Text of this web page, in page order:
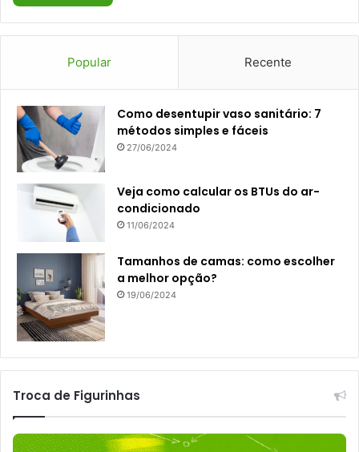
Popular Recente
Como desentupir vaso sanitário: 7
métodos simples e fáceis
27/06/2024
Veja como calcular os BTUs do ar-
condicionado
11/06/2024
Tamanhos de camas: como escolher
a melhor opção?
19/06/2024
Troca de Figurinhas